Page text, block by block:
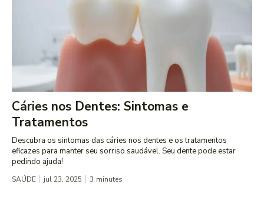
Cáries nos Dentes: Sintomas e
Tratamentos
Descubra os sintomas das cáries nos dentes e os tratamentos
eficazes para manter seu sorriso saudável. Seu dente pode estar
pedindo ajuda!
SAÚDE jul 23, 2025 3 minutes